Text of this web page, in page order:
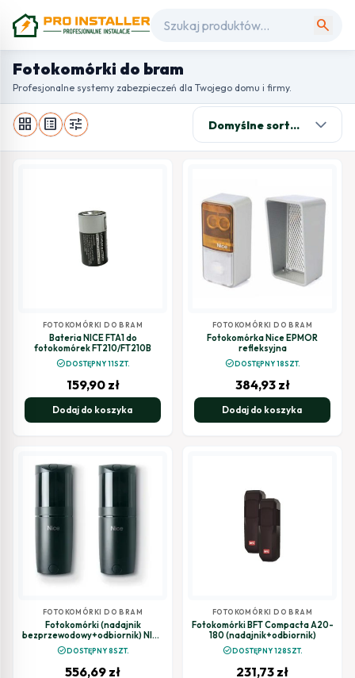
search
Fotokomórki do bram
Profesjonalne systemy zabezpieczeń dla Twojego domu i firmy.
grid_view list_alt tune
FOTOKOMÓRKI DO BRAM
Bateria NICE FTA1 do
fotokomórek FT210/FT210B
check_circleDOSTĘPNY 11SZT.
159,90 zł
Dodaj do koszyka
FOTOKOMÓRKI DO BRAM
Fotokomórka Nice EPMOR
refleksyjna
check_circleDOSTĘPNY 18SZT.
384,93 zł
Dodaj do koszyka
FOTOKOMÓRKI DO BRAM
Fotokomórki (nadajnik
bezprzewodowy+odbiornik) NICE
check_circleDOSTĘPNY 8SZT.
556,69 zł
FOTOKOMÓRKI DO BRAM
Fotokomórki BFT Compacta A20-
180 (nadajnik+odbiornik)
check_circleDOSTĘPNY 128SZT.
231,73 zł